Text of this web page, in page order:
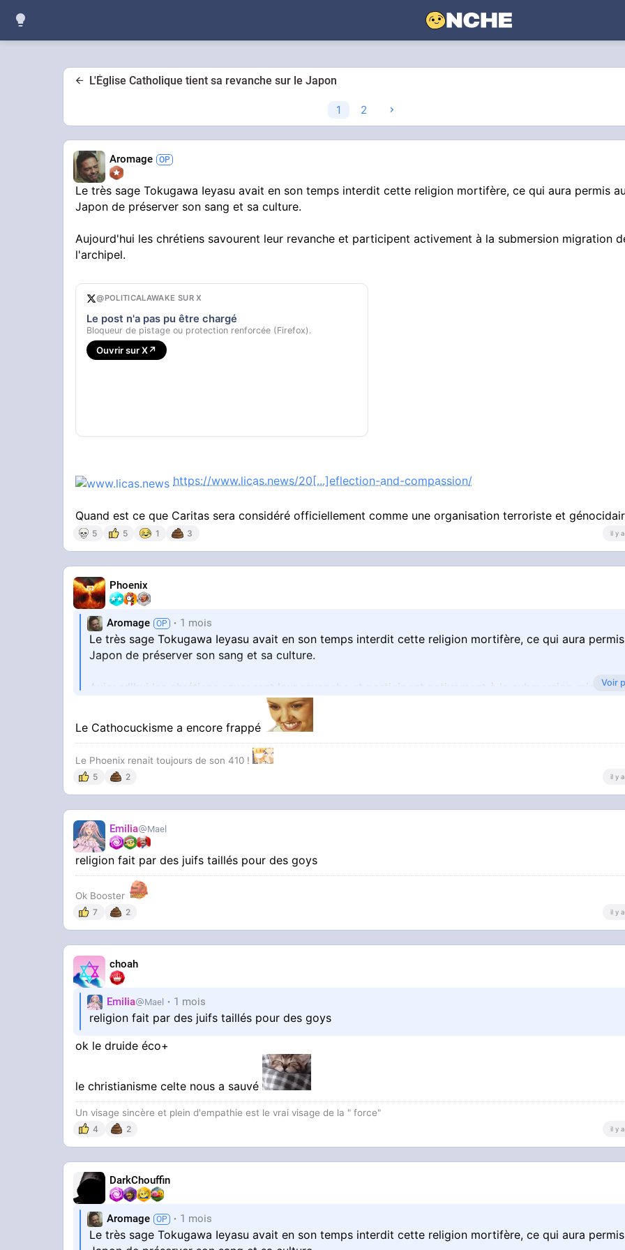
L'Église Catholique tient sa revanche sur le Japon
1 2
Aromage
Le très sage Tokugawa Ieyasu avait en son temps interdit cette religion mortifère, ce qui aura permis au
Japon de préserver son sang et sa culture.
Aujourd'hui les chrétiens savourent leur revanche et participent activement à la submersion migration
l'archipel.
@POLITICALAWAKE SUR X
Le post n'a pas pu être chargé
Bloqueur de pistage ou protection renforcée (Firefox).
Ouvrir sur X↗
https://www.licas.news/20[...]eflection-and-compassion/
Quand est ce que Caritas sera considéré officiellement comme une organisation terroriste et
5 5 1 3 il y
Phoenix
Aromage 1 mois
Le très sage Tokugawa Ieyasu avait en son temps interdit cette religion mortifère, ce qui aura
Japon de préserver son sang et sa culture.
Aujourd'hui les chrétiens savourent leur revanche et participent activement à la submersion
@POLITICALAWAKE SUR X
https://www.licas.news/20[...]eflection-and-compassion/
Quand est ce que Caritas sera considéré officiellement comme une organisation terroriste et
?
Voir
Le Cathocuckisme a encore frappé
Le Phoenix renait toujours de son 410 !
5 2 il y
EmiIia Mael
religion fait par des juifs taillés pour des goys
Ok Booster
7 2 il y
choah
EmiIia Mael 1 mois
religion fait par des juifs taillés pour des goys
ok le druide éco+
le christianisme celte nous a sauvé
Un visage sincère et plein d'empathie est le vrai visage de la " force"
4 2 il y
DarkChouffin
Aromage 1 mois
Le très sage Tokugawa Ieyasu avait en son temps interdit cette religion mortifère, ce qui aura